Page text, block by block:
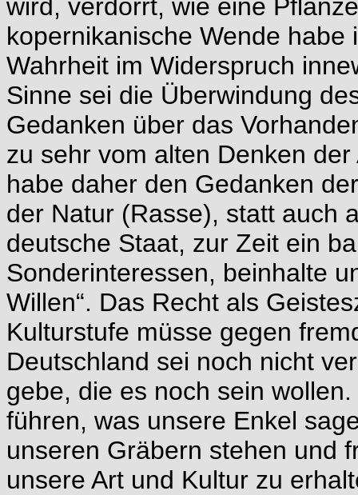
wird, verdorrt, wie eine
kopernikanische Wende
Wahrheit im Widerspruch
Sinne sei die Überwindung
Gedanken über das
zu sehr vom alten Denken
habe daher den Gedanken
der Natur (Rasse), statt auch
deutsche Staat, zur Zeit ein
Sonderinteressen, beinhalte
Willen“. Das Recht als
Kulturstufe müsse gegen
Deutschland sei noch nicht
gebe, die es noch sein
führen, was unsere Enkel
unseren Gräbern stehen und
unsere Art und Kultur zu